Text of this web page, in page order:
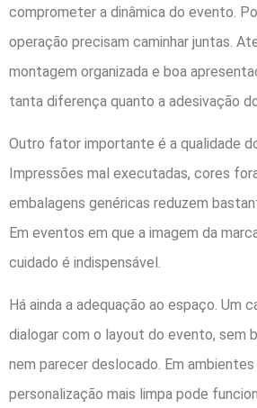
comprometer a dinâmica do evento.
operação precisam caminhar juntas.
montagem organizada e boa
tanta diferença quanto a adesivação
Outro fator importante é a qualidade
Impressões mal executadas, cores
embalagens genéricas reduzem
Em eventos em que a imagem da
cuidado é indispensável.
Há ainda a adequação ao espaço. Um
dialogar com o layout do evento, sem
nem parecer deslocado. Em ambientes
personalização mais limpa pode